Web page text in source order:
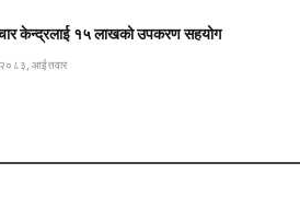
केन्द्रलाई १५ लाखको उपकरण सहयोग
आईतवार